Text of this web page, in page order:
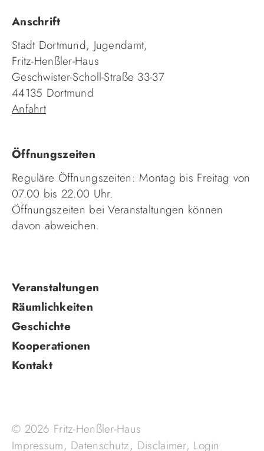
Anschrift
Stadt Dortmund, Jugendamt,
Fritz-Henßler-Haus
Geschwister-Scholl-Straße 33-37
44135 Dortmund
Anfahrt
Öffnungszeiten
Reguläre Öffnungszeiten: Montag bis Freitag von
07.00 bis 22.00 Uhr.
Öffnungszeiten bei Veranstaltungen können
davon abweichen.
Navigation
überspringen
Veranstaltungen
Räumlichkeiten
Geschichte
Kooperationen
Kontakt
© 2026 Fritz-Henßler-Haus
Impressum, Datenschutz, Disclaimer, Login